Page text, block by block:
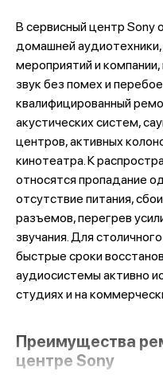
В сервисный центр
домашней
мероприятий и
звук без помех и
квалифицированный
акустических систем,
центров, активных
кинотеатра. К
относятся пропадание
отсутствие питания,
разъемов, перегрев
звучания. Для
быстрые сроки
аудиосистемы активно
студиях и на
Преимущества
центре Sony